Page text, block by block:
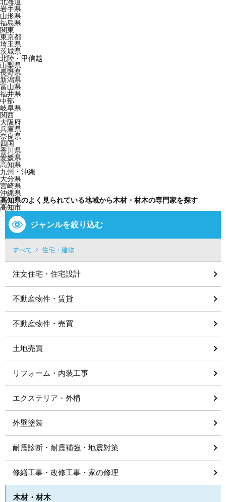
岩手県
山形県
福島県
関東
東京都
埼玉県
茨城県
北陸・甲信越
山梨県
長野県
新潟県
富山県
福井県
中部
岐阜県
関西
大阪府
兵庫県
奈良県
四国
香川県
愛媛県
高知県
九州・沖縄
大分県
宮崎県
沖縄県
高知県のよく見られている地域から木材・材木の専門家を探す
高知市
ジャンルを絞り込む
すべて 住宅・建物
注文住宅・住宅設計
不動産物件・賃貸
不動産物件・売買
土地売買
リフォーム・内装工事
エクステリア・外構
外壁塗装
耐震診断・耐震補強・地震対策
修繕工事・改修工事・家の修理
木材・材木